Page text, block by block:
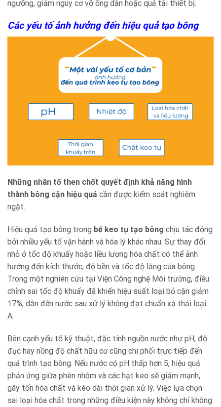
ngưỡng, giảm nguy cơ vỡ ống dẫn hoặc quá tải thiết bị.
Các yếu tố ảnh hưởng đến hiệu quả tạo bông
Những nhân tố then chốt quyết định khả năng hình
thành bông cặn hiệu quả cần được kiểm soát nghiêm
ngặt.
Hiệu quả tạo bông trong bể keo tụ tạo bông chịu tác động
bởi nhiều yếu tố vận hành và hóa lý khác nhau. Sự thay đổi
nhỏ ở tốc độ khuấy hoặc liều lượng hóa chất có thể ảnh
hưởng đến kích thước, độ bền và tốc độ lắng của bông.
Trong một nghiên cứu tại Viện Công nghệ Môi trường, điều
chỉnh sai tốc độ khuấy đã khiến hiệu suất loại bỏ cặn giảm
17%, dẫn đến nước sau xử lý không đạt chuẩn xả thải loại
A.
Bên cạnh yếu tố kỹ thuật, đặc tính nguồn nước như pH, độ
đục hay nồng độ chất hữu cơ cũng chi phối trực tiếp đến
quá trình tạo bông. Nếu nước có pH thấp hơn 5, hiệu quả
phản ứng giữa phèn nhôm và các hạt keo sẽ giảm mạnh,
gây tốn hóa chất và kéo dài thời gian xử lý. Việc lựa chọn
sai loại hóa chất trong những điều kiện này không chỉ không